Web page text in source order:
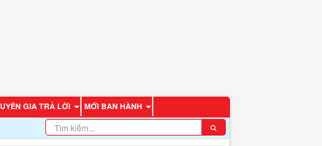
GIA TRẢ LỜI MỚI BAN HÀNH